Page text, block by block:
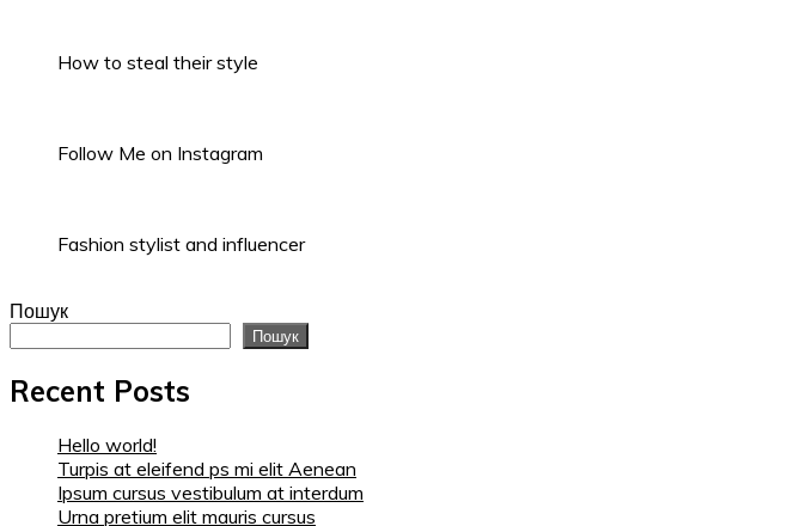
How to steal their style
Follow Me on Instagram
Fashion stylist and influencer
Пошук
Пошук
Recent Posts
Hello world!
Turpis at eleifend ps mi elit Aenean
Ipsum cursus vestibulum at interdum
Urna pretium elit mauris cursus